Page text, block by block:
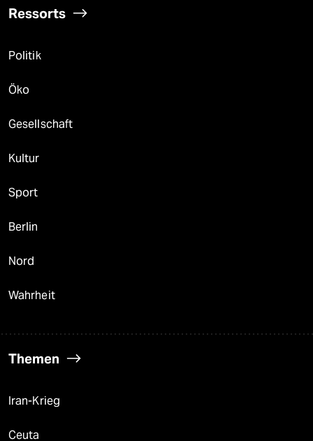
Ressorts
Politik
Öko
Gesellschaft
Kultur
Sport
Berlin
Nord
Wahrheit
Themen
Iran-Krieg
Ceuta